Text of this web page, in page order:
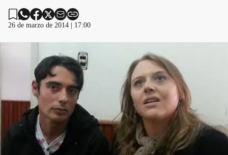
26 de marzo de 2014 | 17:00